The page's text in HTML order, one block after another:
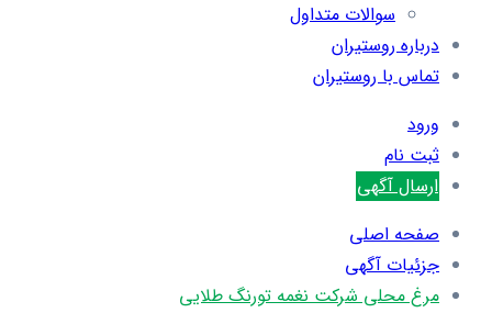
سوالات متداول
درباره روستیران
تماس با روستیران
ورود
ثبت نام
ارسال آگهی
صفحه اصلی
جزئیات آگهی
مرغ محلی شرکت نغمه تورنگ طلایی